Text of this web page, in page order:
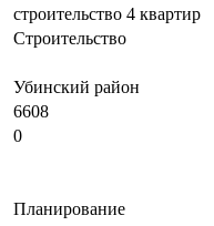
строительство 4 квартир
Строительство
Убинский район
6608
0
Планирование